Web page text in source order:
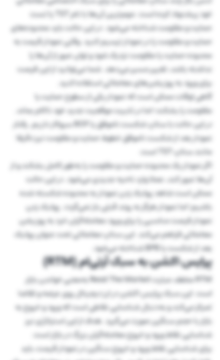
خود پیشنهاد کرده است. مهم‌ترین آن‌ها با نام TST یا تست
حمایت و مقاومت شناخته می‌شود. در این حالت باید محدوده‌های
حمایت و مقاومت را در نمودار ترسیم کنید. وقتی نمودار قیمت به
محدوده حمایت یا مقاومت نزدیک شود و توان عبور از آن‌ها را
نداشته باشد، تغییر مسیر می‌دهد. شما می‌توانید از این فرصت
برای ورود به پوزیشن‌های معاملاتی استفاده کنید.
گاهی اوقات ممکن است که نمودار یکی از سطوح حمایت یا
مقاومت را بشکند؛ اما در تثبیت موقعیت جدید خود ناکام بماند.
در این حالت با ستاپ شکست ناموفق یا BOF سروکار داریم. رفتار
نمودار بعد از شکست ناموفق خطوط حمایت و مقاومت نیز دقیقا
مانند ستاپ TST است.
اگر نمودار یک محدوده حمایت و مقاومت را به‌طور کامل بشکند و از
آن‌ها عبور کند، عملا وارد ناحیه جدیدی می‌شود. در این حالت
ممکن است شاهد پولبک زدن نمودار به محدوده شکسته شده
باشیم؛ اما نمودار هرگز به روند قبلی باز نمی‌گردد. پولبک زدن
نمودار فرصت مناسبی را برای ورود معامله‌گران خرد به پوزیشن
معاملاتی فراهم می‌کند. این ستاپ معاملاتی تحت عنوان پولبک
بعد از شکست یا BPB شناخته می‌شود.
پرایس اکشن به سبک آرتی‌ام (RTM)
RTM مخفف عبارت Read The Market به‌معنی خواندن بازار
است. این سبک پرایس اکشن در ارز دیجیتال روی عرضه و تقاضا
تمرکز می‌کند و به‌دنبال شناسایی نقاطی است که ورود و خروج به
بازار با حجم سنگین صورت می‌گیرد. هدف از این استراتژی نیز
شناسایی نقاط ورود و خروج معامله‌گران بزرگ در بازار است.
برای شناسایی نقاط ورود و خروج سنگین در نمودار قیمت، باید